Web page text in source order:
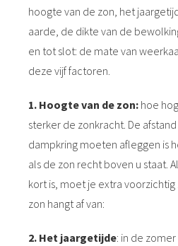
hoogte van de zon, het
aarde, de dikte van de
en tot slot: de mate van
deze vijf factoren.
1. Hoogte van de zon: hoe
sterker de zonkracht. De
dampkring moeten afleggen is
als de zon recht boven u staat.
kort is, moet je extra voorzichtig
zon hangt af van:
2. Het jaargetijde: in de